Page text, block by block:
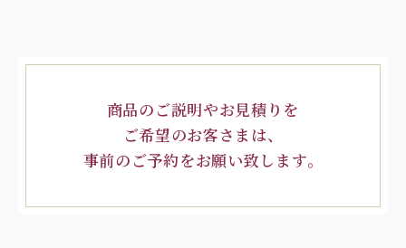
商品のご説明やお見積りを
ご希望のお客さまは、
事前のご予約をお願い致します。